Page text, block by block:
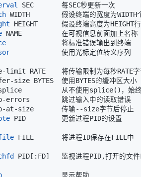
从不使用splice( )
PID [ :FD]